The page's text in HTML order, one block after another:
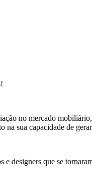
no mercado
sua capacidade de
designers que se